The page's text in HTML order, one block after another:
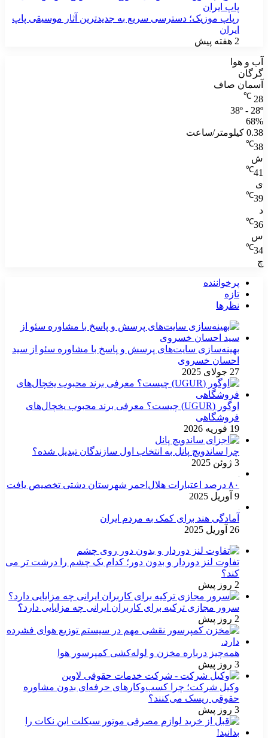
رپاپ موزیک؛ دسترسی سریع به جدیدترین آثار موسیقی پاپ
ایران
2 هفته پیش
آب و هوا
گرگان
آسمان صاف
28
℃
38º - 28º
68%
0.38 کیلومتر/ساعت
38
℃
ش
41
℃
ی
39
℃
د
36
℃
س
34
℃
چ
پرخواننده
تازه
نظرها
بهینه‌سازی سایت‌های پرسش و پاسخ با مشاوره سئو از سید
احسان خسروی
27 جولای 2025
اوگور (UGUR) چیست؟ معرفی برند محبوب یخچال‌های
فروشگاهی
19 فوریه 2026
چرا ساندویچ پانل به انتخاب اول سازندگان تبدیل شده؟
3 ژوئن 2025
۸۰ درصد اعتبارات هلال‌احمر شهرستان دشتی تخصیص یافت
9 آوریل 2025
آمادگی هند برای کمک به مردم ایران
26 آوریل 2025
تفاوت لنز دوردار و بدون دور؛ کدام یک چشم را درشت تر می
کند؟
2 روز پیش
سرور مجازی ترکیه برای کاربران ایرانی چه مزایایی دارد؟
2 روز پیش
همه‌چیز درباره مخزن و لوله‌کشی کمپرسور هوا
3 روز پیش
وکیل شرکت؛ چرا کسب‌وکارهای حرفه‌ای بدون مشاوره
حقوقی ریسک می‌کنند؟
3 روز پیش